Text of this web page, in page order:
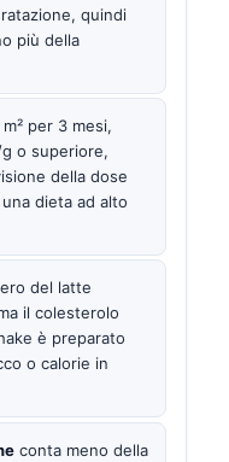
quindi
più della
per 3 mesi,
o superiore,
della dose
dieta ad alto
del latte
il colesterolo
è preparato
o calorie in
conta meno della